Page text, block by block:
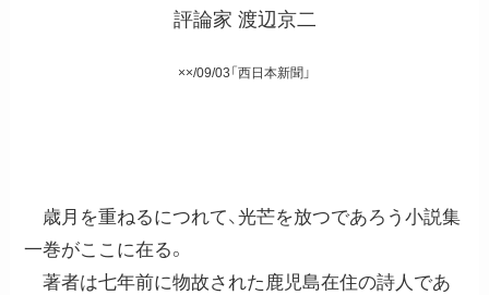
評論家 渡辺京二
××/09/03「西日本新聞」
歳月を重ねるにつれて、光芒を放つであろう小説集
一巻がここに在る。
著者は七年前に物故された鹿児島在住の詩人であ